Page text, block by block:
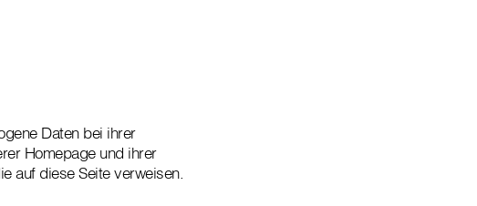
Daten bei ihrer
Homepage und ihrer
auf diese Seite verweisen.